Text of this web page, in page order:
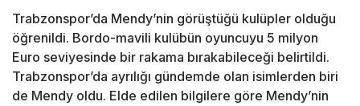
Trabzonspor’da Mendy’nin görüştüğü kulüpler olduğu
öğrenildi. Bordo-mavili kulübün oyuncuyu 5 milyon
Euro seviyesinde bir rakama bırakabileceği belirtildi.
Trabzonspor’da ayrılığı gündemde olan isimlerden biri
de Mendy oldu. Elde edilen bilgilere göre Mendy’nin